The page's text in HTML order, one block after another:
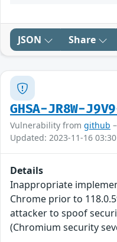
JSON Share
GHSA-JR8W-
Vulnerability from github
Updated: 2023-11-16 03:30
Details
Inappropriate
Chrome prior to
attacker to spoof
(Chromium security